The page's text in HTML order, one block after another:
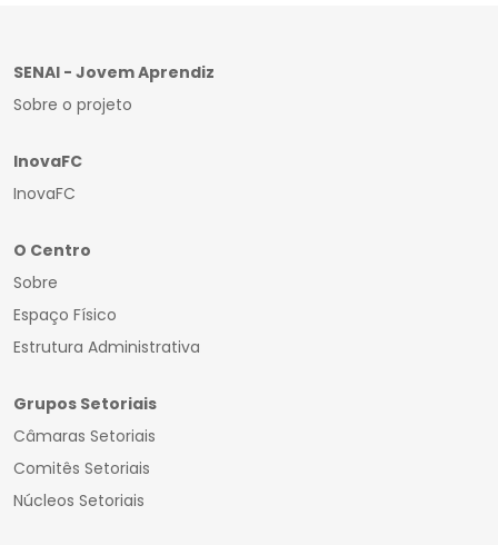
SENAI - Jovem Aprendiz
Sobre o projeto
InovaFC
InovaFC
O Centro
Sobre
Espaço Físico
Estrutura Administrativa
Grupos Setoriais
Câmaras Setoriais
Comitês Setoriais
Núcleos Setoriais